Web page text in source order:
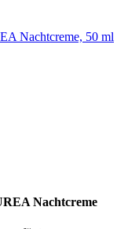
Nachtcreme, 50 ml
Nachtcreme